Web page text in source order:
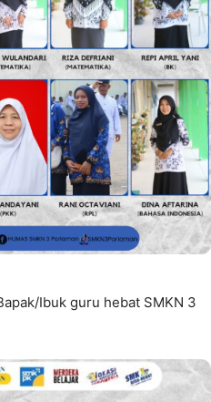
Ibuk guru hebat SMKN 3